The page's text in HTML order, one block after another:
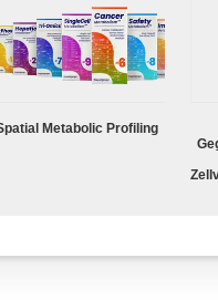
Metabolic Profiling